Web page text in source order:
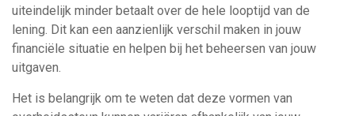
uiteindelijk minder betaalt over de hele looptijd van de
lening. Dit kan een aanzienlijk verschil maken in jouw
financiële situatie en helpen bij het beheersen van jouw
uitgaven.
Het is belangrijk om te weten dat deze vormen van